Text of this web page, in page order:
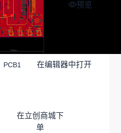
预览
PCB1 在编辑器中打开
在立创商城下
单